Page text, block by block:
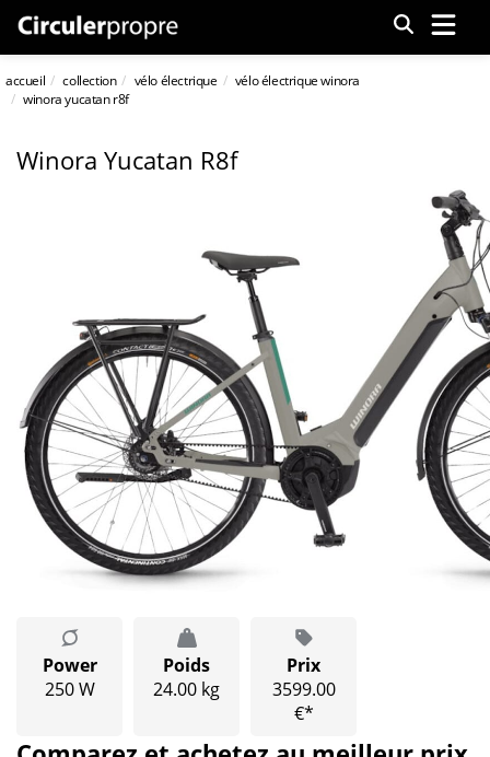
Menu
accueil collection vélo électrique
vélo électrique winora
winora yucatan r8f
Winora Yucatan R8f
Power
250 W
Poids
24.00 kg
Prix
3599.00
€*